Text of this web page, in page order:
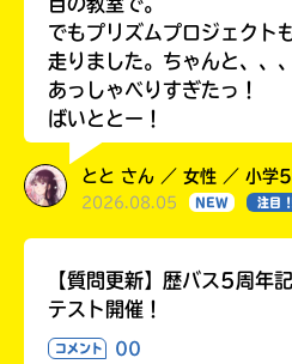
目の教室で。
でもプリズムプロジェクト
走りました。ちゃんと、、
あっしゃべりすぎたっ！
ばいととー！
とと さん ／ 女性 ／ 小学
2026.08.05 NEW 注目
【質問更新】歴バス5周年
テスト開催！
コメント 00